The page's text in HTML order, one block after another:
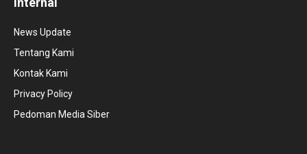
News Update
Tentang Kami
Kontak Kami
Privacy Policy
Pedoman Media Siber